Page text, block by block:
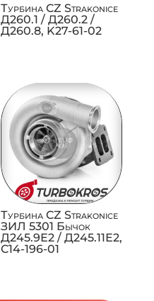
Турбина CZ Strakonice
Д260.1 / Д260.2 /
Д260.8, K27-61-02
Турбина CZ Strakonice
ЗИЛ 5301 Бычок
Д245.9Е2 / Д245.11Е2,
C14-196-01